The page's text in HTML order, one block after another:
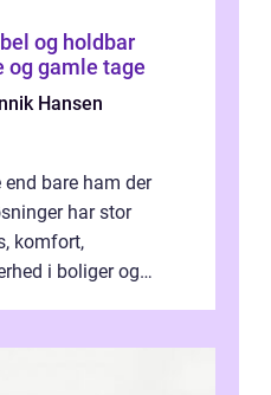
og holdbar
og gamle tage
Hansen
end bare ham der
har stor
komfort,
i boliger og